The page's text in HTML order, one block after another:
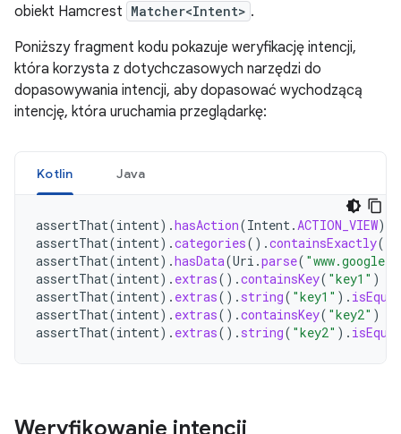
obiekt Hamcrest Matcher<Intent> .
Poniższy fragment kodu pokazuje weryfikację intencji,
która korzysta z dotychczasowych narzędzi do
dopasowywania intencji, aby dopasować wychodzącą
intencję, która uruchamia przeglądarkę:
Kotlin Java
assertThat(intent).hasAction(Intent.ACTION_VIEW)
assertThat(intent).categories().containsExactly(
assertThat(intent).hasData(Uri .parse(
assertThat(intent). extras().containsKey( "key1" )
assertThat(intent). extras(). string( "key1" ).
assertThat(intent). extras().containsKey( "key2" )
assertThat(intent). extras(). string( "key2" ).
Weryfikowanie intencji